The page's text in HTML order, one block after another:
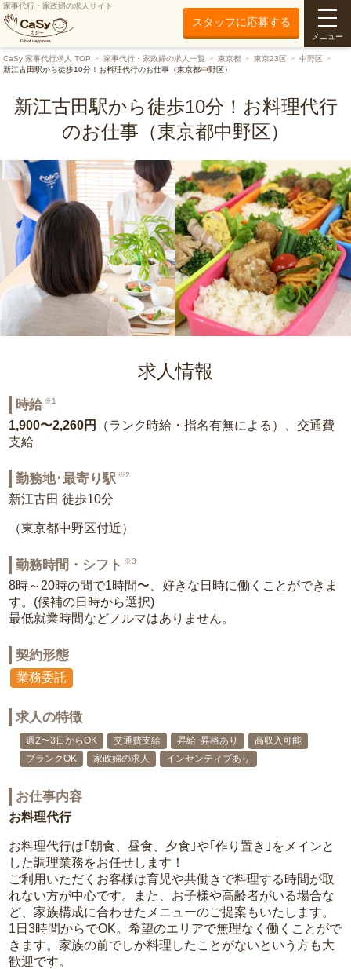
家事代行・家政婦の求人サイト
スタッフに応募する
メニュー
CaSy 家事代行求人 TOP 家事代行・家政婦の求人一覧 東京都 東京23区
中野区
新江古田駅から徒歩10分！お料理代行のお仕事（東京都中野区）
新江古田駅から徒歩10分！お料理代行
のお仕事（東京都中野区）
求人情報
時給 ※1
1,900〜2,260円
（ランク時給・指名有無による）、交通費
支給
勤務地･最寄り駅 ※2
新江古田 徒歩10分
（東京都中野区付近）
勤務時間・シフト ※3
8時～20時の間で1時間〜、好きな日時に働くことができま
す。(候補の日時から選択)
最低就業時間などノルマはありません。
契約形態
業務委託
求人の特徴
週2〜3日からOK 交通費支給 昇給･昇格あり
高収入可能
ブランクOK
家政婦の求人 インセンティブあり
お仕事内容
お料理代行
お料理代行は｢朝食、昼食、夕食｣や｢作り置き｣をメインと
した調理業務をお任せします！
ご利用いただくお客様は育児や共働きで料理する時間が取
れない方が中心です。また、お子様や高齢者がいる場合な
ど、家族構成に合わせたメニューのご提案もいたします。
1日3時間からでOK。希望のエリアで無理なく働くことがで
きます。家族の前でしか料理したことがないという方も大
歓迎です。